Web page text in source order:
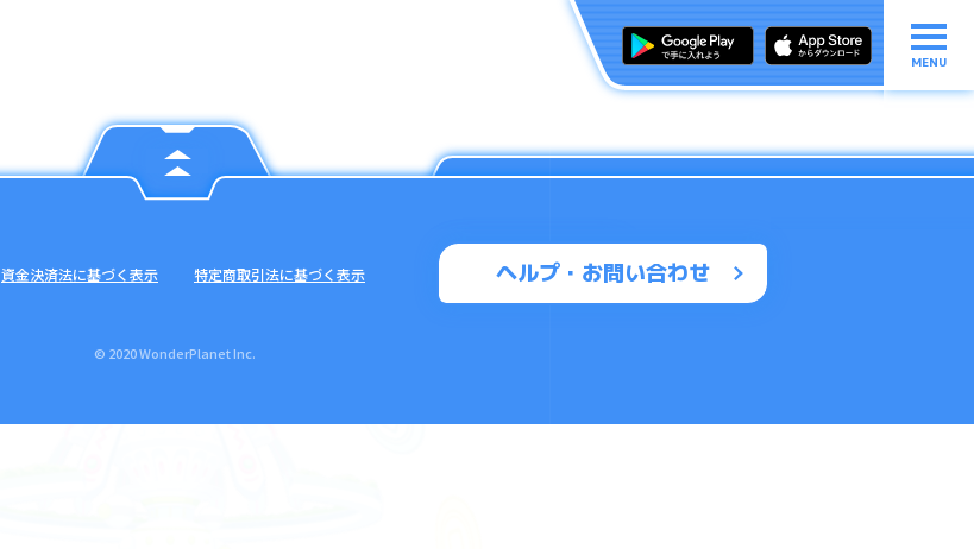
MENU
ヘルプ・お問い合わせ
資金決済法に基づく表示 特定商取引法に基づく表示
© 2020 WonderPlanet Inc.